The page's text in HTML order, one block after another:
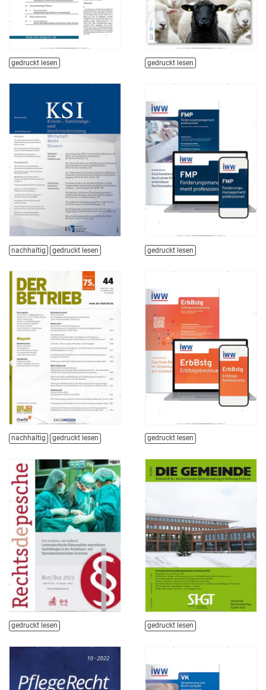
gedruckt lesen gedruckt lesen
nachhaltig gedruckt lesen gedruckt lesen
nachhaltig gedruckt lesen gedruckt lesen
gedruckt lesen gedruckt lesen